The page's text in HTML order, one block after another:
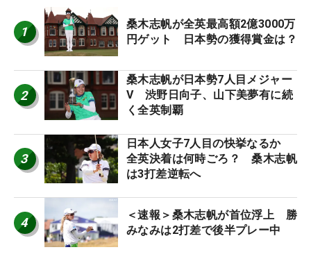
1
桑木志帆が全英最高額2億3000万
円ゲット 日本勢の獲得賞金は？
2
桑木志帆が日本勢7人目メジャー
V 渋野日向子、山下美夢有に続
く全英制覇
3
日本人女子7人目の快挙なるか
全英決着は何時ごろ？ 桑木志帆
は3打差逆転へ
4
＜速報＞桑木志帆が首位浮上 勝
みなみは2打差で後半プレー中